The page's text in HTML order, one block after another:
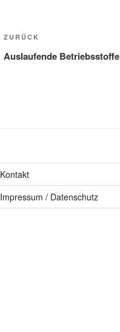
ZURÜCK
Auslaufende Betriebsstoffe
Kontakt
Impressum / Datenschutz